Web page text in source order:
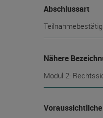
Abschlussart
Nähere
Modul 2: